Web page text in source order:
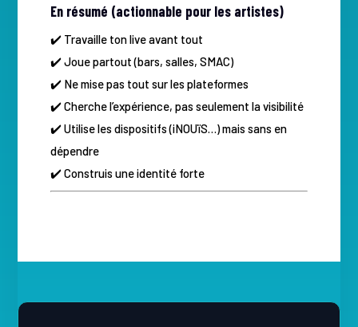
En résumé (actionnable pour les artistes)
✔️ Travaille ton live avant tout
✔️ Joue partout (bars, salles, SMAC)
✔️ Ne mise pas tout sur les plateformes
✔️ Cherche l’expérience, pas seulement la visibilité
✔️ Utilise les dispositifs (iNOUïS…) mais sans en
dépendre
✔️ Construis une identité forte